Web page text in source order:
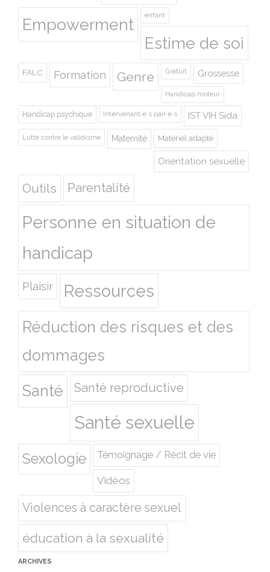
Empowerment enfant
Estime de soi
FALC Formation Genre Gratuit Grossesse
Handicap moteur
Handicap psychique Intervenant·e·s pair·e·s IST VIH Sida
Lutte contre le validisme Maternité Matériel adapté
Orientation sexuelle
Outils Parentalité
Personne en situation de
handicap
Plaisir Ressources
Réduction des risques et des
dommages
Santé
Santé reproductive
Santé sexuelle
Sexologie Témoignage / Récit de vie
Vidéos
Violences à caractère sexuel
éducation à la sexualité
ARCHIVES